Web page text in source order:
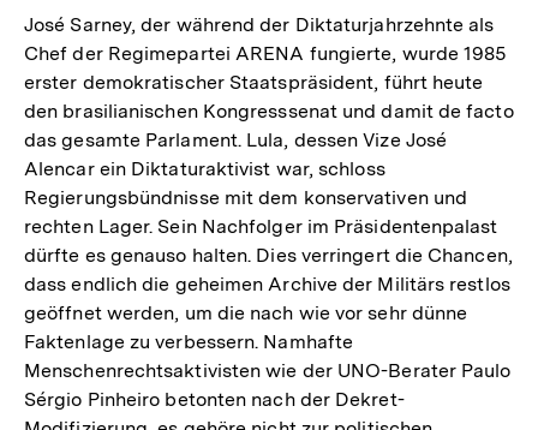
José Sarney, der während der Diktaturjahrzehnte als
Chef der Regimepartei ARENA fungierte, wurde 1985
erster demokratischer Staatspräsident, führt heute
den brasilianischen Kongresssenat und damit de facto
das gesamte Parlament. Lula, dessen Vize José
Alencar ein Diktaturaktivist war, schloss
Regierungsbündnisse mit dem konservativen und
rechten Lager. Sein Nachfolger im Präsidentenpalast
dürfte es genauso halten. Dies verringert die Chancen,
dass endlich die geheimen Archive der Militärs restlos
geöffnet werden, um die nach wie vor sehr dünne
Faktenlage zu verbessern. Namhafte
Menschenrechtsaktivisten wie der UNO-Berater Paulo
Sérgio Pinheiro betonten nach der Dekret-